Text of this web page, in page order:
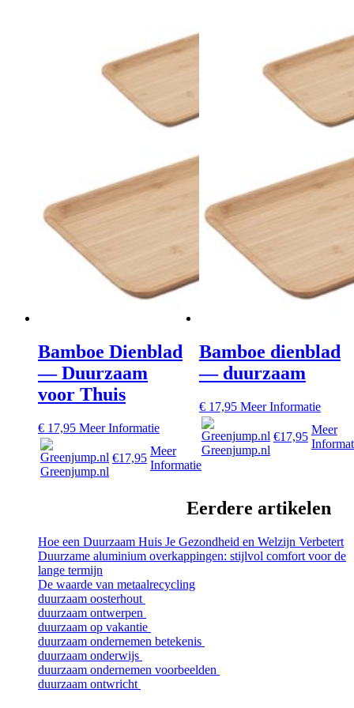
Bamboe Dienblad
— Duurzaam
voor Thuis
€ 17,95 Meer Informatie
Greenjump.nl
€17,95
Meer
Informatie
Bamboe dienblad
— duurzaam
€17,95 Meer Informatie
Greenjump.nl
€17,95
Meer
Eerdere artikelen
Hoe een Duurzaam Huis Je Gezondheid en Welzijn Verbetert
Duurzame aluminium overkappingen: stijlvol comfort voor de
lange termijn
De waarde van metaalrecycling
duurzaam oosterhout
duurzaam ontwerpen
duurzaam op vakantie
duurzaam ondernemen betekenis
duurzaam onderwijs
duurzaam ondernemen voorbeelden
duurzaam ontwricht